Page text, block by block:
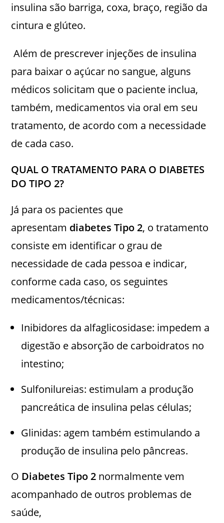
insulina são barriga, coxa, braço, região da
cintura e glúteo.
Além de prescrever injeções de insulina
para baixar o açúcar no sangue, alguns
médicos solicitam que o paciente inclua,
também, medicamentos via oral em seu
tratamento, de acordo com a necessidade
de cada caso.
QUAL O TRATAMENTO PARA O DIABETES
DO TIPO 2?
Já para os pacientes que
apresentam diabetes Tipo 2, o tratamento
consiste em identificar o grau de
necessidade de cada pessoa e indicar,
conforme cada caso, os seguintes
medicamentos/técnicas:
Inibidores da alfaglicosidase: impedem a
digestão e absorção de carboidratos no
intestino;
Sulfonilureias: estimulam a produção
pancreática de insulina pelas células;
Glinidas: agem também estimulando a
produção de insulina pelo pâncreas.
O Diabetes Tipo 2 normalmente vem
acompanhado de outros problemas de
saúde,